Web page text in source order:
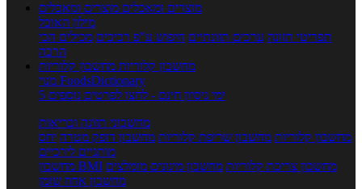
מוצרים ומאכלים מוצרים ומאכלים
מילון האוכל
תפריטי תזונה ערכים תזונתיים חיפוש ע"פ רכיבים מכילים הכי
הרבה
מחשבון קלוריות מחשבון קלוריות
מנוי FoodsDictionary
5 ימי ניסיון חינם - לחצו לפרטים נוספים
מחשבוני תזונה ובריאות
מחשבון קלוריות מחשבון שריפת קלוריות מחשבון דופק מטרה יחס
מותניים לירכיים
מחשבון BMI
מחשבון צריכת קלוריות מחשבון מינונים מומלצים
מחשבון אחוז שומן